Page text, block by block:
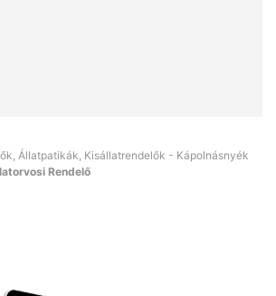
Állatpatikák, Kisállatrendelők - Kápolnásnyék
Rendelő